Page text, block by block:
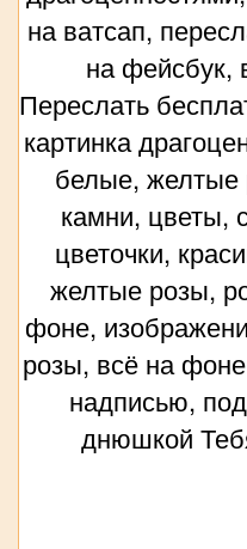
на ватсап,
на фейсбук,
Переслать
картинка
белые, желтые
камни, цветы,
цветочки,
желтые розы,
фоне,
розы, всё на
надписью,
днюшкой